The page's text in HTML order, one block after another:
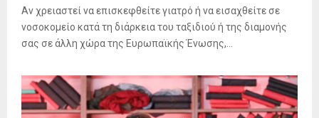
Αν χρειαστεί να επισκεφθείτε γιατρό ή να εισαχθείτε σε
νοσοκομείο κατά τη διάρκεια του ταξιδιού ή της διαμονής
σας σε άλλη χώρα της Ευρωπαϊκής Ένωσης,...